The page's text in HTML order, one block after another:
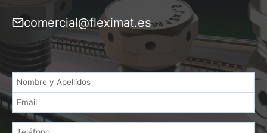
comercial@fleximat.es